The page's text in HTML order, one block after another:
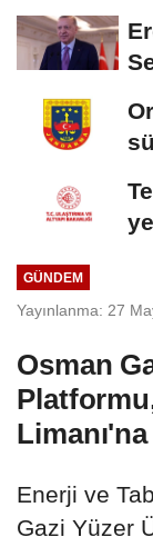
GÜNDEM
Yayınlanma: 27
Osman
Enerji ve
Gazi Yüzer